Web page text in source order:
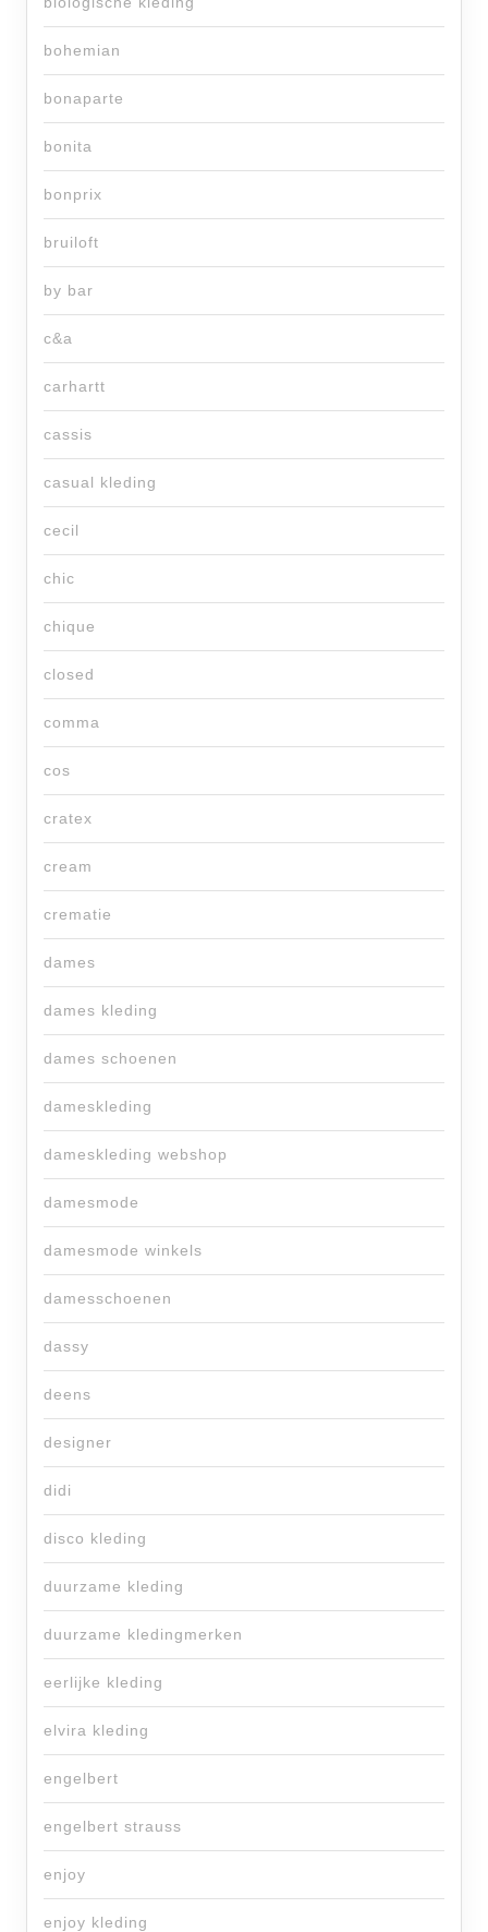
bohemian
bonaparte
bonita
bonprix
bruiloft
by bar
c&a
carhartt
cassis
casual kleding
cecil
chic
chique
closed
comma
cos
cratex
cream
crematie
dames
dames kleding
dames schoenen
dameskleding
dameskleding webshop
damesmode
damesmode winkels
damesschoenen
dassy
deens
designer
didi
disco kleding
duurzame kleding
duurzame kledingmerken
eerlijke kleding
elvira kleding
engelbert
engelbert strauss
enjoy
enjoy kleding